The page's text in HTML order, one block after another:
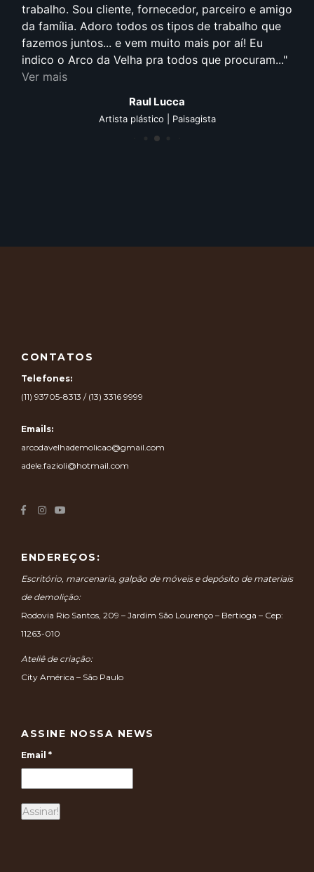
trabalho. Sou cliente, fornecedor, parceiro e amigo
da família. Adoro todos os tipos de trabalho que
fazemos juntos... e vem muito mais por aí! Eu
indico o Arco da Velha pra todos que procuram...
Ver mais
Raul Lucca
Artista plástico | Paisagista
CONTATOS
Telefones:
(11) 93705-8313 / (13) 3316 9999
Emails:
arcodavelhademolicao@gmail.com
adele.fazioli@hotmail.com
ENDEREÇOS:
Escritório, marcenaria, galpão de móveis e depósito de materiais
de demolição:
Rodovia Rio Santos, 209 – Jardim São Lourenço – Bertioga – Cep:
11263-010
Ateliê de criação:
City América – São Paulo
ASSINE NOSSA NEWS
Email *